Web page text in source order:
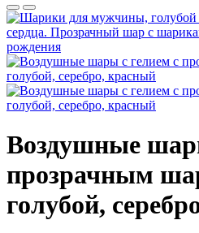
Воздушные
прозрачным
голубой,